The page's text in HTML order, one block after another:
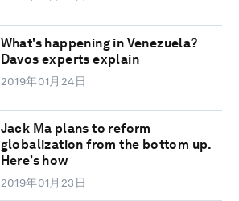
What's happening in Venezuela?
Davos experts explain
2019年01月24日
Jack Ma plans to reform
globalization from the bottom up.
Here’s how
2019年01月23日